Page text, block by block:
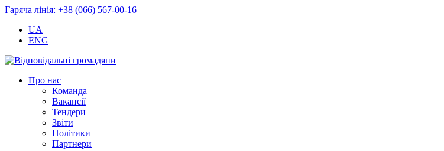
Гаряча лінія: +38 (066) 567-00-16
UA
ENG
Про нас
Команда
Вакансії
Тендери
Звіти
Політики
Партнери